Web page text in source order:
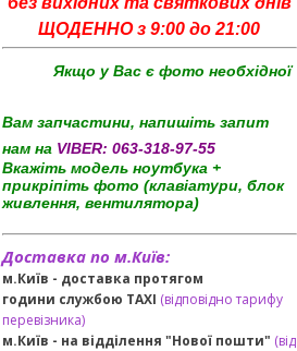
ЩОДЕННО з 9:00 до 21:00
Якщо у Вас є фото необхідної
Вам запчастини, напишіть запит
нам на VIBER: 063-318-97-55
Вкажіть модель ноутбука +
прикріпіть фото (клавіатури, блок
живлення, вентилятора)
Доставка по м.Київ:
м.Київ - доставка протягом
години службою TAXI (відповідно тарифу
перевізника)
м.Київ - на відділення "Нової пошти" (від